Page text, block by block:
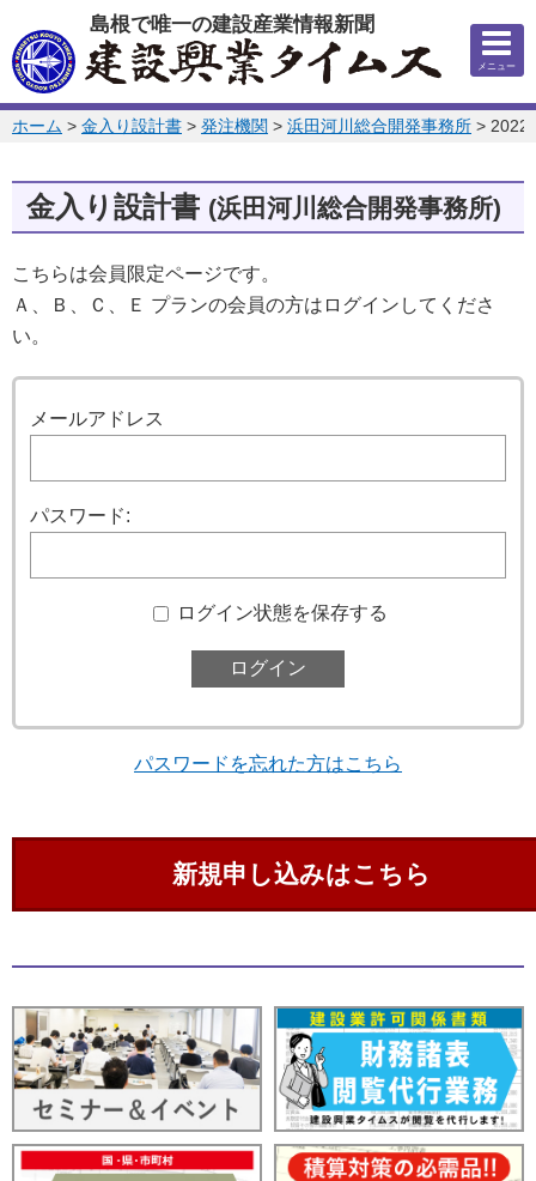
このページの本文へ
島根で唯一の建設産業情報新聞
メニュー
このページの位置:
ホーム > 金入り設計書 > 発注機関 > 浜田河川総合開発事務所 > 2022
金入り設計書 (浜田河川総合開発事務所)
こちらは会員限定ページです。
Ａ、Ｂ、Ｃ、Ｅ プランの会員の方はログインしてくださ
い。
メールアドレス
パスワード:
ログイン状態を保存する
パスワードを忘れた方はこちら
新規申し込みはこちら